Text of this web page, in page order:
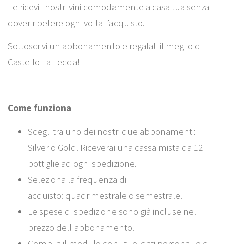
- e ricevi i nostri vini comodamente a casa tua senza
dover ripetere ogni volta l’acquisto.
Sottoscrivi un abbonamento e regalati il meglio di
Castello La Leccia!
Come funziona
Scegli tra uno dei nostri due abbonamenti:
Silver o Gold. Riceverai una cassa mista da 12
bottiglie ad ogni spedizione.
Seleziona la frequenza di
acquisto: quadrimestrale o semestrale.
Le spese di spedizione sono già incluse nel
prezzo dell'abbonamento.